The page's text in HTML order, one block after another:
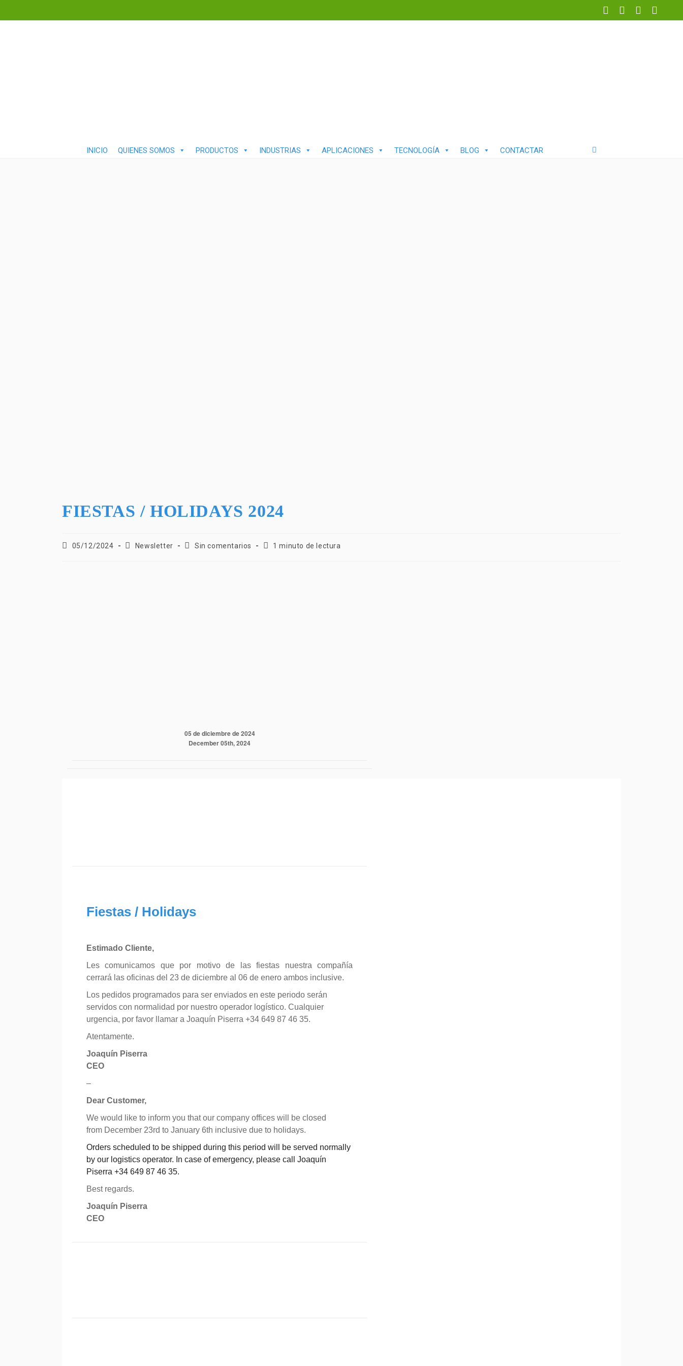
INICIO QUIENES SOMOS PRODUCTOS INDUSTRIAS APLICACIONES TECNOLOGÍA BLOG CONTACTAR
FIESTAS / HOLIDAYS 2024
05/12/2024 Newsletter Sin comentarios 1 minuto de lectura
05 de diciembre de 2024
December 05th, 2024
Fiestas / Holidays
Estimado Cliente,
Les comunicamos que por motivo de las fiestas nuestra compañía
cerrará las oficinas del 23 de diciembre al 06 de enero ambos inclusive.
Los pedidos programados para ser enviados en este periodo serán
servidos con normalidad por nuestro operador logístico. Cualquier
urgencia, por favor llamar a Joaquín Piserra +34 649 87 46 35.
Atentamente.
Joaquín Piserra
CEO
–
Dear Customer,
We would like to inform you that our company offices will be closed
from December 23rd to January 6th inclusive due to holidays.
Orders scheduled to be shipped during this period will be served normally
by our logistics operator. In case of emergency, please call Joaquín
Piserra +34 649 87 46 35.
Best regards.
Joaquín Piserra
CEO